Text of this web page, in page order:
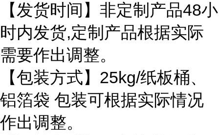
【发货时间】非定制产品48小
时内发货,定制产品根据实际
需要作出调整。
【包装方式】 25kg/纸板桶、
铝箔袋 包装可根据实际情况
作出调整。